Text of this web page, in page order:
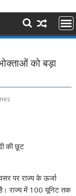
को बड़ा
की छूट
पर राज्य के ऊर्जा
राज्य में 100 यूनिट तक